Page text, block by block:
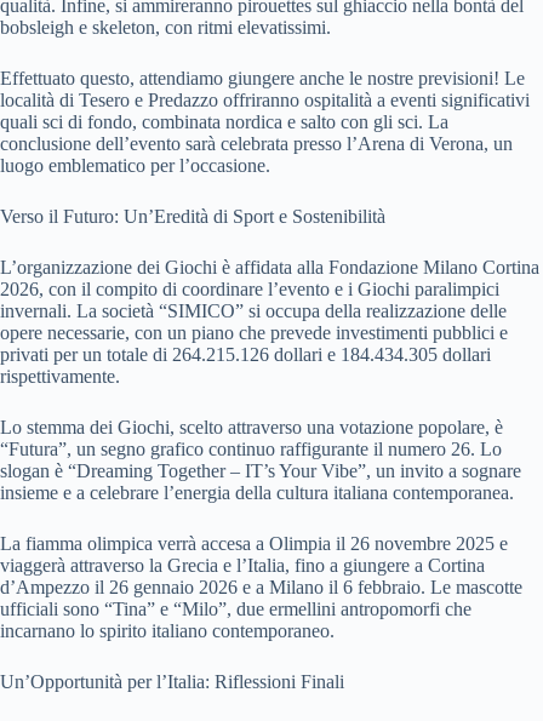
qualità. Infine, si ammireranno pirouettes sul ghiaccio nella bontà del
bobsleigh e skeleton, con ritmi elevatissimi.
Effettuato questo, attendiamo giungere anche le nostre previsioni! Le
località di Tesero e Predazzo offriranno ospitalità a eventi significativi
quali sci di fondo, combinata nordica e salto con gli sci. La
conclusione dell’evento sarà celebrata presso l’Arena di Verona, un
luogo emblematico per l’occasione.
Verso il Futuro: Un’Eredità di Sport e Sostenibilità
L’organizzazione dei Giochi è affidata alla Fondazione Milano Cortina
2026, con il compito di coordinare l’evento e i Giochi paralimpici
invernali. La società “SIMICO” si occupa della realizzazione delle
opere necessarie, con un piano che prevede investimenti pubblici e
privati per un totale di 264.215.126 dollari e 184.434.305 dollari
rispettivamente.
Lo stemma dei Giochi, scelto attraverso una votazione popolare, è
“Futura”, un segno grafico continuo raffigurante il numero 26. Lo
slogan è “Dreaming Together – IT’s Your Vibe”, un invito a sognare
insieme e a celebrare l’energia della cultura italiana contemporanea.
La fiamma olimpica verrà accesa a Olimpia il 26 novembre 2025 e
viaggerà attraverso la Grecia e l’Italia, fino a giungere a Cortina
d’Ampezzo il 26 gennaio 2026 e a Milano il 6 febbraio. Le mascotte
ufficiali sono “Tina” e “Milo”, due ermellini antropomorfi che
incarnano lo spirito italiano contemporaneo.
Un’Opportunità per l’Italia: Riflessioni Finali